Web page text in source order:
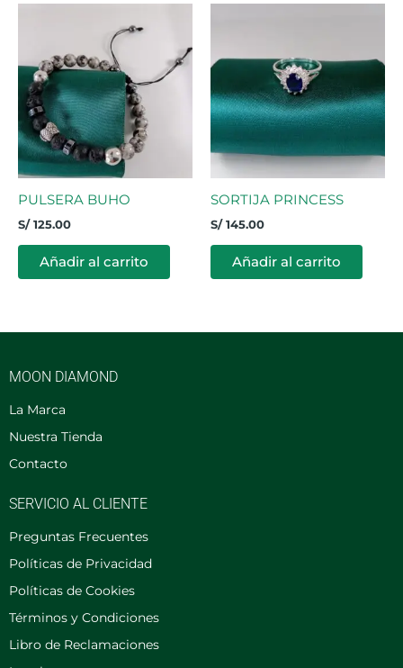
PULSERA BUHO
S/125.00
Añadir al carrito
SORTIJA PRINCESS
S/145.00
Añadir al carrito
MOON DIAMOND
La Marca
Nuestra Tienda
Contacto
SERVICIO AL CLIENTE
Preguntas Frecuentes
Políticas de Privacidad
Políticas de Cookies
Términos y Condiciones
Libro de Reclamaciones